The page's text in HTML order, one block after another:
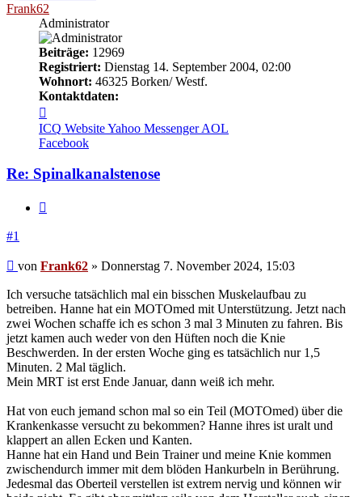
Frank62
Administrator
Beiträge: 12969
Registriert: Dienstag 14. September 2004, 02:00
Wohnort: 46325 Borken/ Westf.
Kontaktdaten:
von
Frank62
ICQ WebsiteYahoo Messenger AOL
Facebook
Re: Spinalkanalstenose
#1
Beitrag
von Frank62 » Donnerstag 7. November 2024, 15:03
Ich versuche tatsächlich mal ein bisschen Muskelaufbau zu
betreiben. Hanne hat ein MOTOmed mit Unterstützung. Jetzt nach
zwei Wochen schaffe ich es schon 3 mal 3 Minuten zu fahren. Bis
jetzt kamen auch weder von den Hüften noch die Knie
Beschwerden. In der ersten Woche ging es tatsächlich nur 1,5
Minuten. 2 Mal täglich.
Mein MRT ist erst Ende Januar, dann weiß ich mehr.
Hat von euch jemand schon mal so ein Teil (MOTOmed) über die
Krankenkasse versucht zu bekommen? Hanne ihres ist uralt und
klappert an allen Ecken und Kanten.
Hanne hat ein Hand und Bein Trainer und meine Knie kommen
zwischendurch immer mit dem blöden Hankurbeln in Berührung.
Jedesmal das Oberteil verstellen ist extrem nervig und können wir